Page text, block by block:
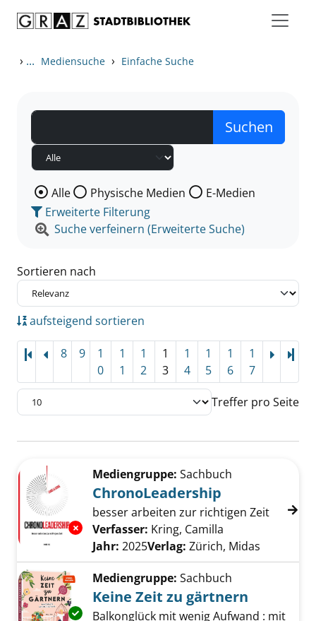
› ... Mediensuche › Einfache Suche
Wählen Sie die Medienart nach der Sie suchen wollen.
Alle Physische Medien
E-Medien
Erweiterte Filterung
Suche verfeinern (Erweiterte Suche)
Sortieren nach
aufsteigend sortieren
8 9
1
0
1
1
1
2
1
3
1
4
1
5
1
6
1
7
Treffer pro Seite
Zu den Suchfiltern springen
Exemplar-Details von ChronoLeadership
Mediengruppe: Sachbuch
ChronoLeadership
besser arbeiten zur richtigen Zeit
Verfasser: Kring, Camilla
Jahr: 2025Verlag: Zürich, Midas
Exemplar-Details von Keine Zeit zu gärtnern
Mediengruppe: Sachbuch
Keine Zeit zu gärtnern
Balkonglück mit wenig Aufwand : mit